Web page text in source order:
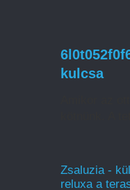
kulcsa
Zsaluzia -
reluxa a